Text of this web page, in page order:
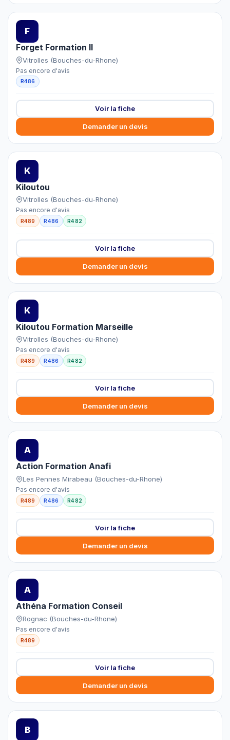
F
Forget Formation II
Vitrolles (Bouches-du-Rhone)
Pas encore d'avis
R486
Voir la fiche
Demander un devis
K
Kiloutou
Vitrolles (Bouches-du-Rhone)
Pas encore d'avis
R489 R486 R482
Voir la fiche
Demander un devis
K
Kiloutou Formation Marseille
Vitrolles (Bouches-du-Rhone)
Pas encore d'avis
R489 R486 R482
Voir la fiche
Demander un devis
A
Action Formation Anafi
Les Pennes Mirabeau (Bouches-du-Rhone)
Pas encore d'avis
R489 R486 R482
Voir la fiche
Demander un devis
A
Athéna Formation Conseil
Rognac (Bouches-du-Rhone)
Pas encore d'avis
R489
Voir la fiche
Demander un devis
B